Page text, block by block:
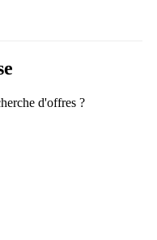
d'offres ?